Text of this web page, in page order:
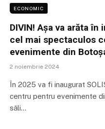
ECONOMIC
DIVIN! Așa va arăta în
cel mai spectaculos
evenimente din
2 noiembrie 2024
În 2025 va fi inaugurat
centru pentru evenimente
săli…